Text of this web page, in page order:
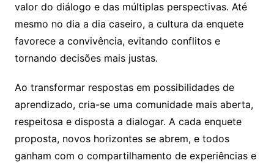
valor do diálogo e das múltiplas perspectivas. Até
mesmo no dia a dia caseiro, a cultura da enquete
favorece a convivência, evitando conflitos e
tornando decisões mais justas.
Ao transformar respostas em possibilidades de
aprendizado, cria-se uma comunidade mais aberta,
respeitosa e disposta a dialogar. A cada enquete
proposta, novos horizontes se abrem, e todos
ganham com o compartilhamento de experiências e